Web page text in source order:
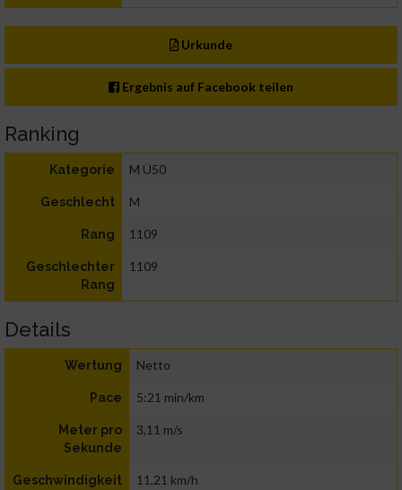
Urkunde
Ergebnis auf Facebook teilen
Ranking
Kategorie M Ü50
Geschlecht M
Rang 1109
Geschlechter
Rang
1109
Details
Wertung Netto
Pace 5:21 min/km
Meter pro
Sekunde
3,11 m/s
Geschwindigkeit 11,21 km/h